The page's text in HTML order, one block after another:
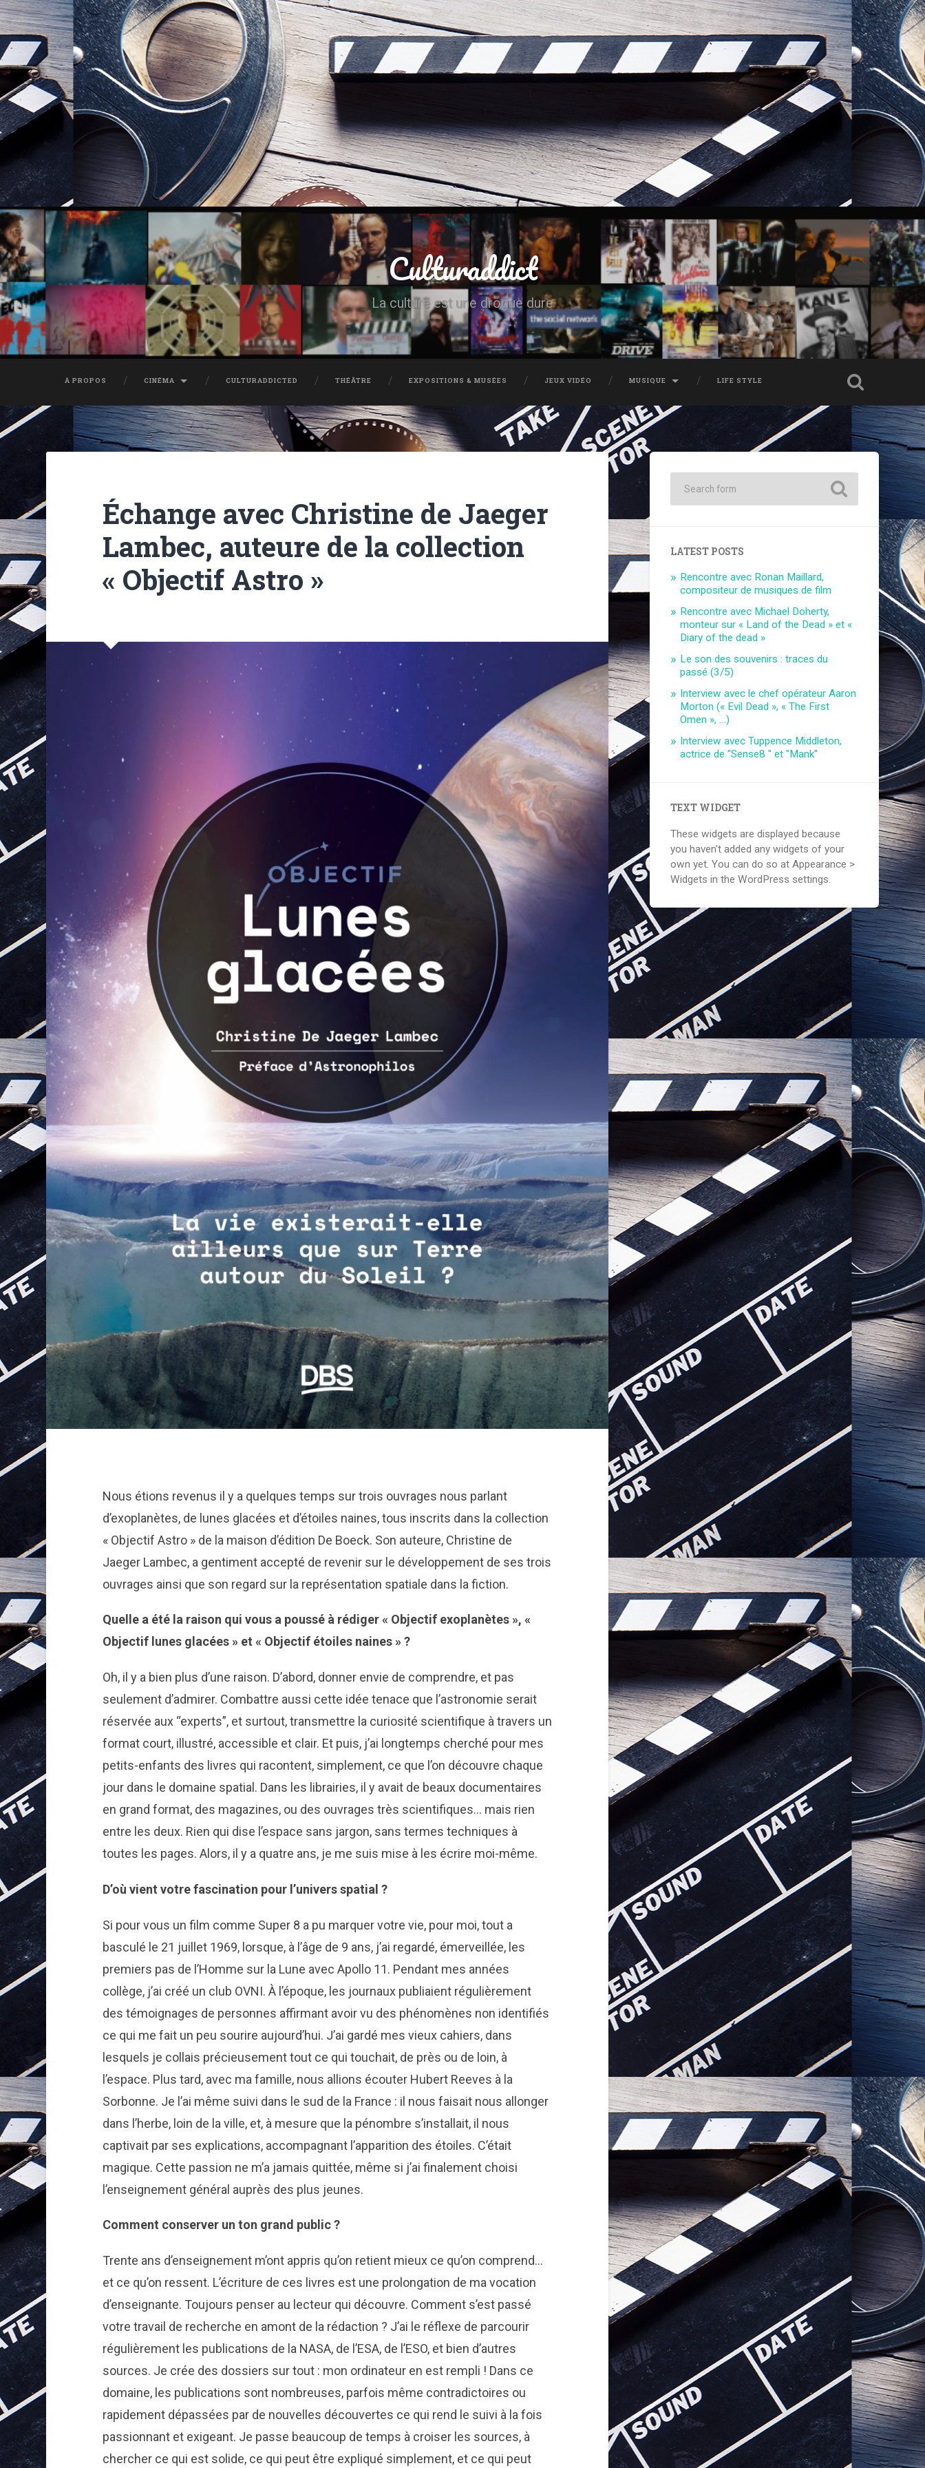
Culturaddict
La culture est une drogue dure
À PROPOS CINÉMA CULTURADDICTED THÉÂTRE EXPOSITIONS & MUSÉES JEUX VIDÉO MUSIQUE LIFE STYLE
Échange avec Christine de Jaeger
Lambec, auteure de la collection
« Objectif Astro »
Nous étions revenus il y a quelques temps sur trois ouvrages nous parlant
d’exoplanètes, de lunes glacées et d’étoiles naines, tous inscrits dans la collection
« Objectif Astro » de la maison d’édition De Boeck. Son auteure, Christine de
Jaeger Lambec, a gentiment accepté de revenir sur le développement de ses trois
ouvrages ainsi que son regard sur la représentation spatiale dans la fiction.
Quelle a été la raison qui vous a poussé à rédiger « Objectif exoplanètes », «
Objectif lunes glacées » et « Objectif étoiles naines » ?
Oh, il y a bien plus d’une raison. D’abord, donner envie de comprendre, et pas
seulement d’admirer. Combattre aussi cette idée tenace que l’astronomie serait
réservée aux “experts”, et surtout, transmettre la curiosité scientifique à travers un
format court, illustré, accessible et clair. Et puis, j’ai longtemps cherché pour mes
petits-enfants des livres qui racontent, simplement, ce que l’on découvre chaque
jour dans le domaine spatial. Dans les librairies, il y avait de beaux documentaires
en grand format, des magazines, ou des ouvrages très scientifiques… mais rien
entre les deux. Rien qui dise l’espace sans jargon, sans termes techniques à
toutes les pages. Alors, il y a quatre ans, je me suis mise à les écrire moi-même.
D’où vient votre fascination pour l’univers spatial ?
Si pour vous un film comme Super 8 a pu marquer votre vie, pour moi, tout a
basculé le 21 juillet 1969, lorsque, à l’âge de 9 ans, j’ai regardé, émerveillée, les
premiers pas de l’Homme sur la Lune avec Apollo 11. Pendant mes années
collège, j’ai créé un club OVNI. À l’époque, les journaux publiaient régulièrement
des témoignages de personnes affirmant avoir vu des phénomènes non identifiés
ce qui me fait un peu sourire aujourd’hui. J’ai gardé mes vieux cahiers, dans
lesquels je collais précieusement tout ce qui touchait, de près ou de loin, à
l’espace. Plus tard, avec ma famille, nous allions écouter Hubert Reeves à la
Sorbonne. Je l’ai même suivi dans le sud de la France : il nous faisait nous allonger
dans l’herbe, loin de la ville, et, à mesure que la pénombre s’installait, il nous
captivait par ses explications, accompagnant l’apparition des étoiles. C’était
magique. Cette passion ne m’a jamais quittée, même si j’ai finalement choisi
l’enseignement général auprès des plus jeunes.
Comment conserver un ton grand public ?
Trente ans d’enseignement m’ont appris qu’on retient mieux ce qu’on comprend…
et ce qu’on ressent. L’écriture de ces livres est une prolongation de ma vocation
d’enseignante. Toujours penser au lecteur qui découvre. Comment s’est passé
votre travail de recherche en amont de la rédaction ? J’ai le réflexe de parcourir
régulièrement les publications de la NASA, de l’ESA, de l’ESO, et bien d’autres
sources. Je crée des dossiers sur tout : mon ordinateur en est rempli ! Dans ce
domaine, les publications sont nombreuses, parfois même contradictoires ou
rapidement dépassées par de nouvelles découvertes ce qui rend le suivi à la fois
passionnant et exigeant. Je passe beaucoup de temps à croiser les sources, à
chercher ce qui est solide, ce qui peut être expliqué simplement, et ce qui peut
LATEST POSTS
Rencontre avec Ronan Maillard,
compositeur de musiques de film
Rencontre avec Michael Doherty,
monteur sur « Land of the Dead » et «
Diary of the dead »
Le son des souvenirs : traces du
passé (3/5)
Interview avec le chef opérateur Aaron
Morton (« Evil Dead », « The First
Omen », …)
Interview avec Tuppence Middleton,
actrice de "Sense8 " et "Mank"
TEXT WIDGET
These widgets are displayed because
you haven't added any widgets of your
own yet. You can do so at Appearance >
Widgets in the WordPress settings.